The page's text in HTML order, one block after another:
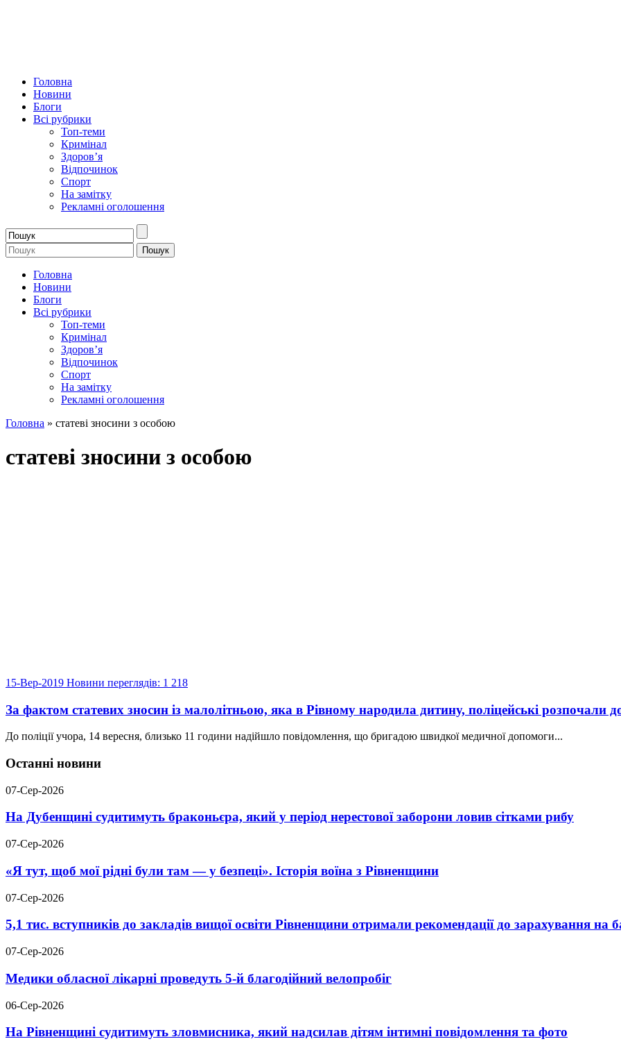
Головна
Новини
Блоги
Всі рубрики
Топ-теми
Кримінал
Здоров’я
Відпочинок
Спорт
На замітку
Рекламні оголошення
Головна
Новини
Блоги
Всі рубрики
Топ-теми
Кримінал
Здоров’я
Відпочинок
Спорт
На замітку
Рекламні оголошення
Головна » статеві зносини з особою
статеві зносини з особою
15-Вер-2019 Новини переглядів: 1 218
За фактом статевих зносин із малолітньою, яка в Рівному народила дитину, поліцейські розпочали
До поліції учора, 14 вересня, близько 11 години надійшло повідомлення, що бригадою швидкої медичної допомоги...
Останні новини
07-Сер-2026
На Дубенщині судитимуть браконьєра, який у період нерестової заборони ловив сітками рибу
07-Сер-2026
«Я тут, щоб мої рідні були там — у безпеці». Історія воїна з Рівненщини
07-Сер-2026
5,1 тис. вступників до закладів вищої освіти Рівненщини отримали рекомендації до зарахування на
07-Сер-2026
Медики обласної лікарні проведуть 5-й благодійний велопробіг
06-Сер-2026
На Рівненщині судитимуть зловмисника, який надсилав дітям інтимні повідомлення та фото